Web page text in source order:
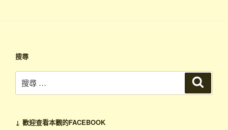
搜尋
尋：
↓ 歡迎查看本觀的FACEBOOK